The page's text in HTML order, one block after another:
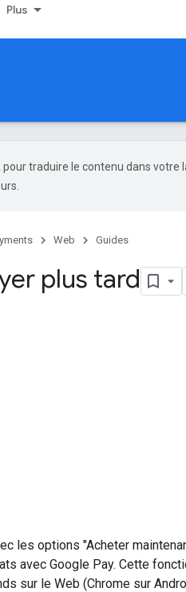
Plus
traduire le contenu dans votre
Web Guides
plus tard
les options "Acheter
avec Google Pay. Cette
sur le Web (Chrome sur